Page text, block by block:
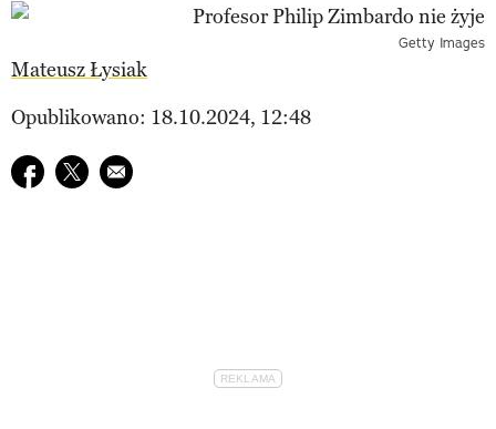
Getty Images
Mateusz Łysiak
Opublikowano: 18.10.2024, 12:48
Udostępnij na facebook
Udostępnij na twitter
E-mail do przyjaciela